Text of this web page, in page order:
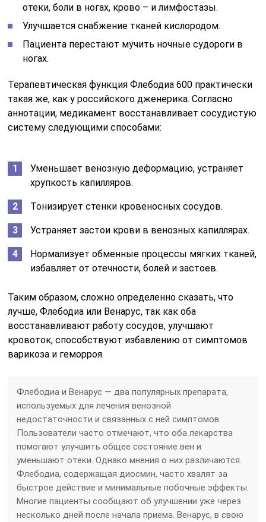
отеки, боли в ногах, крово – и лимфостазы.
Улучшается снабжение тканей кислородом.
Пациента перестают мучить ночные судороги в
ногах.
Терапевтическая функция Флебодиа 600 практически
такая же, как у российского дженерика. Согласно
аннотации, медикамент восстанавливает сосудистую
систему следующими способами:
Уменьшает венозную деформацию, устраняет
хрупкость капилляров.
Тонизирует стенки кровеносных сосудов.
Устраняет застои крови в венозных капиллярах.
Нормализует обменные процессы мягких тканей,
избавляет от отечности, болей и застоев.
Таким образом, сложно определенно сказать, что
лучше, Флебодиа или Венарус, так как оба
восстанавливают работу сосудов, улучшают
кровоток, способствуют избавлению от симптомов
варикоза и геморроя.
Флебодиа и Венарус — два популярных препарата,
используемых для лечения венозной
недостаточности и связанных с ней симптомов.
Пользователи часто отмечают, что оба лекарства
помогают улучшить общее состояние вен и
уменьшают отеки. Однако мнения о них различаются.
Флебодиа, содержащая диосмин, часто хвалят за
быстрое действие и минимальные побочные эффекты.
Многие пациенты сообщают об улучшении уже через
несколько дней после начала приема. Венарус, в свою